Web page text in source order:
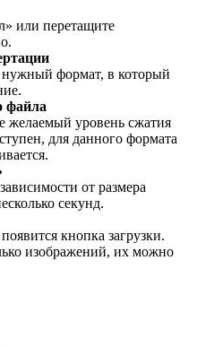
или перетащите
формат, в который
файла
уровень сжатия
для данного формата
от размера
секунд.
кнопка загрузки.
изображений, их можно